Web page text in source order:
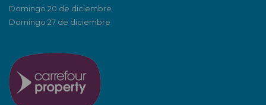
Domingo 20 de diciembre
Domingo 27 de diciembre